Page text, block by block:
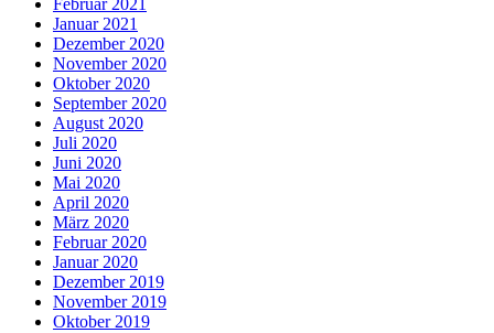
Februar 2021
Januar 2021
Dezember 2020
November 2020
Oktober 2020
September 2020
August 2020
Juli 2020
Juni 2020
Mai 2020
April 2020
März 2020
Februar 2020
Januar 2020
Dezember 2019
November 2019
Oktober 2019